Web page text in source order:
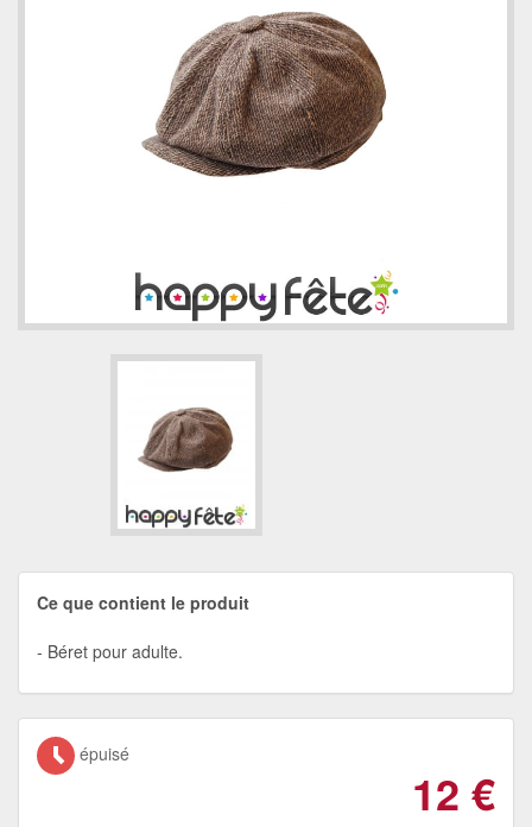
Ce que contient le produit
Béret pour adulte.
épuisé
12 €